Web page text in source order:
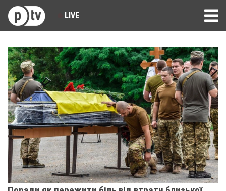
LIVE